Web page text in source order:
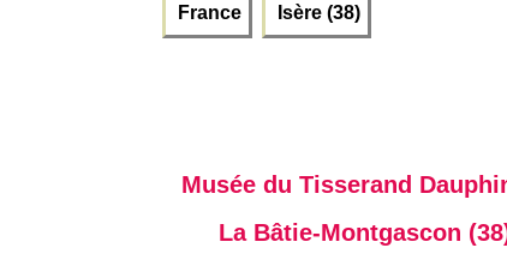
France Isère (38)
Musée du Tisserand
La Bâtie-Montgascon